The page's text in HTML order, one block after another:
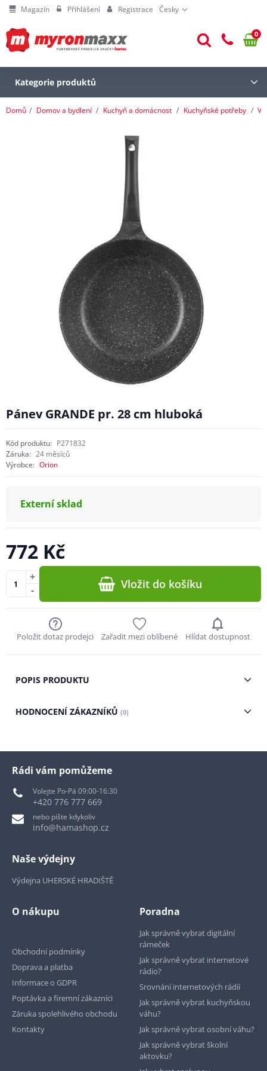
Magazín Přihlášení Registrace Česky
0
Kategorie produktů
Domů Domov a bydlení Kuchyň a domácnost Kuchyňské potřeby
Pánev GRANDE pr. 28 cm hluboká
Kód produktu: P271832
Záruka: 24 měsíců
Výrobce: Orion
Externí sklad
772 Kč
-
+ Vložit do košíku
Položit dotaz prodejci Zařadit mezi oblíbené Hlídat dostupnost
POPIS PRODUKTU
HODNOCENÍ ZÁKAZNÍKŮ (0)
Rádi vám pomůžeme
Volejte Po-Pá 09:00-16:30
+420 776 777 669
nebo pište kdykoliv
info@hamashop.cz
Naše výdejny
Výdejna UHERSKÉ HRADIŠTĚ
O nákupu
Obchodní podmínky
Doprava a platba
Informace o GDPR
Poptávka a firemní zákazníci
Záruka spolehlivého obchodu
Kontakty
Poradna
Jak správně vybrat digitální
rámeček
Jak správně vybrat internetové
rádio?
Srovnání internetových rádií
Jak správně vybrat kuchyňskou
váhu?
Jak správně vybrat osobní váhu?
Jak správně vybrat školní
aktovku?